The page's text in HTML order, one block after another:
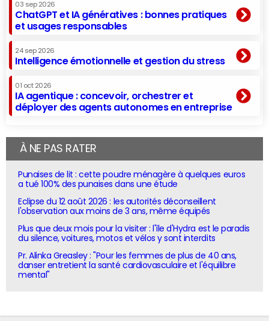
03 sep 2026
ChatGPT et IA génératives : bonnes pratiques
et usages responsables
24 sep 2026
Intelligence émotionnelle et gestion du stress
01 oct 2026
IA agentique : concevoir, orchestrer et
déployer des agents autonomes en entreprise
À NE PAS RATER
Punaises de lit : cette poudre ménagère à quelques euros
a tué 100% des punaises dans une étude
Eclipse du 12 août 2026 : les autorités déconseillent
l'observation aux moins de 3 ans, même équipés
Plus que deux mois pour la visiter : l'île d'Hydra est le paradis
du silence, voitures, motos et vélos y sont interdits
Pr. Alinka Greasley : "Pour les femmes de plus de 40 ans,
danser entretient la santé cardiovasculaire et l'équilibre
mental"